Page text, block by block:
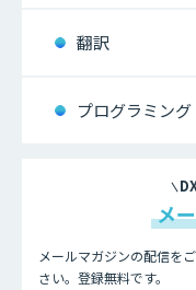
翻訳
プログラミング
メ
メールマガジンの配信を
さい。登録無料です。